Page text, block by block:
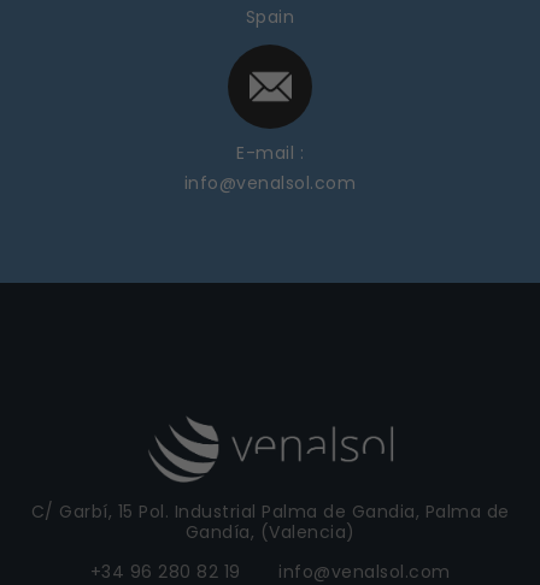
Spain
E-mail :
info@venalsol.com
C/ Garbí, 15 Pol. Industrial Palma de Gandia, Palma de
Gandía, (Valencia)
+34 96 280 82 19 info@venalsol.com